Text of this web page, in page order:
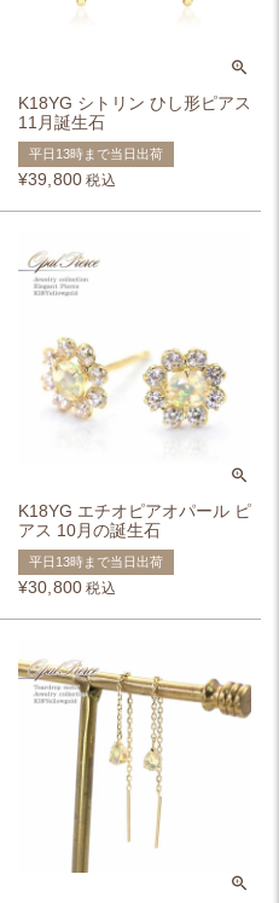
K18YG シトリン ひし形ピアス
11月誕生石
平日13時まで当日出荷
¥39,800 税込
K18YG エチオピアオパール ピ
アス 10月の誕生石
平日13時まで当日出荷
¥30,800 税込